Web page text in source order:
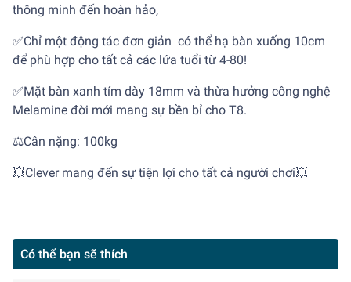
thông minh đến hoàn hảo,
✅Chỉ một động tác đơn giản có thể hạ bàn xuống 10cm
để phù hợp cho tất cả các lứa tuổi từ 4-80!
✅Mặt bàn xanh tím dày 18mm và thừa hưởng công nghệ
Melamine đời mới mang sự bền bỉ cho T8.
⚖️Cân nặng: 100kg
💥Clever mang đến sự tiện lợi cho tất cả người chơi💥
Có thể bạn sẽ thích